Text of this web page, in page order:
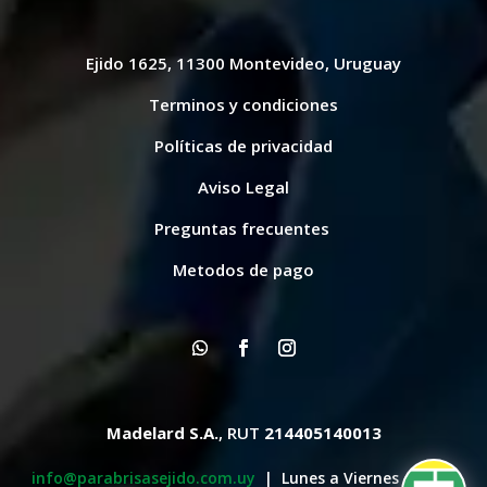
Ejido 1625, 11300 Montevideo, Uruguay
Terminos y condiciones
Políticas de privacidad
Aviso Legal
Preguntas frecuentes
Metodos de pago
Madelard S.A., RUT 214405140013
info@parabrisasejido.com.uy | Lunes a Viernes de 8:30